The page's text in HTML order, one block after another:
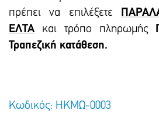
πρέπει να επιλέξετε
ΕΛΤΑ και τρόπο πληρωμής
Τραπεζική κατάθεση.
Κωδικός: ΗΚΜΩ-0003